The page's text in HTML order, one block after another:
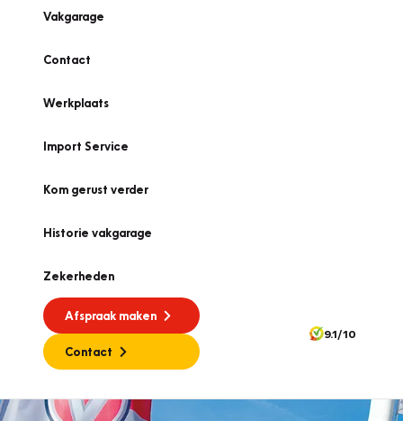
Vakgarage
Contact
Werkplaats
Import Service
Kom gerust verder
Historie vakgarage
Zekerheden
Afspraak maken
Contact
9.1/10